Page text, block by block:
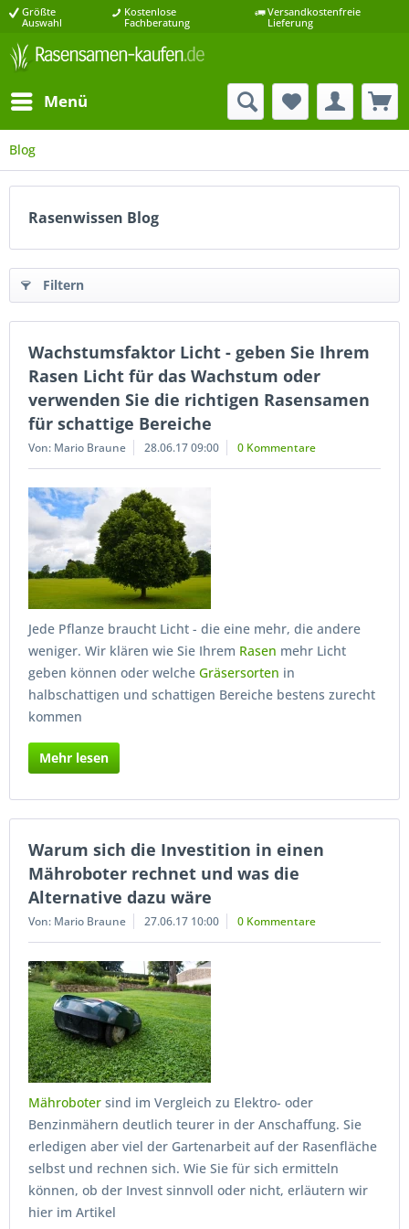
Größte
Auswahl
Kostenlose
Fachberatung
Versandkostenfreie
Lieferung
Menü
Blog
Rasenwissen Blog
Filtern
Wachstumsfaktor Licht - geben Sie Ihrem
Rasen Licht für das Wachstum oder
verwenden Sie die richtigen Rasensamen
für schattige Bereiche
Von: Mario Braune 28.06.17 09:00 0 Kommentare
Jede Pflanze braucht Licht - die eine mehr, die andere
weniger. Wir klären wie Sie Ihrem Rasen mehr Licht
geben können oder welche Gräsersorten in
halbschattigen und schattigen Bereiche bestens zurecht
kommen
Mehr lesen
Warum sich die Investition in einen
Mähroboter rechnet und was die
Alternative dazu wäre
Von: Mario Braune 27.06.17 10:00 0 Kommentare
Mähroboter sind im Vergleich zu Elektro- oder
Benzinmähern deutlich teurer in der Anschaffung. Sie
erledigen aber viel der Gartenarbeit auf der Rasenfläche
selbst und rechnen sich. Wie Sie für sich ermitteln
können, ob der Invest sinnvoll oder nicht, erläutern wir
hier im Artikel